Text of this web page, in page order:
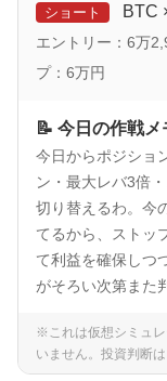
ショート BTC
エントリー：6万
プ：6万円
📝 今日の作戦メ
今日からポジショ
ン・最大レバ3倍
切り替えるわ。今
てるから、ストッ
て利益を確保しつ
がそろい次第また
※これは仮想シミュ
いません。投資判断